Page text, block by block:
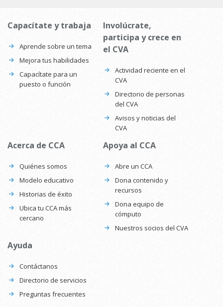
Capacítate y trabaja
Aprende sobre un tema
Mejora tus habilidades
Capacítate para un
puesto o función
Involúcrate,
participa y crece en
el CVA
Actividad reciente en el
CVA
Directorio de personas
del CVA
Avisos y noticias del
CVA
Acerca de CCA
Quiénes somos
Modelo educativo
Historias de éxito
Ubica tu CCA más
cercano
Apoya al CCA
Abre un CCA
Dona contenido y
recursos
Dona equipo de
cómputo
Nuestros socios del CVA
Ayuda
Contáctanos
Directorio de servicios
Preguntas frecuentes